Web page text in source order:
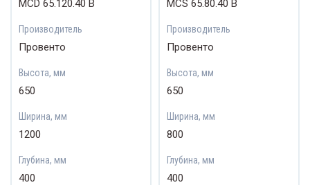
MCD 65.120.40 B
Производитель
Провенто
Высота, мм
650
Ширина, мм
1200
Глубина, мм
400
MCS 65.80.40 B
Производитель
Провенто
Высота, мм
650
Ширина, мм
800
Глубина, мм
400